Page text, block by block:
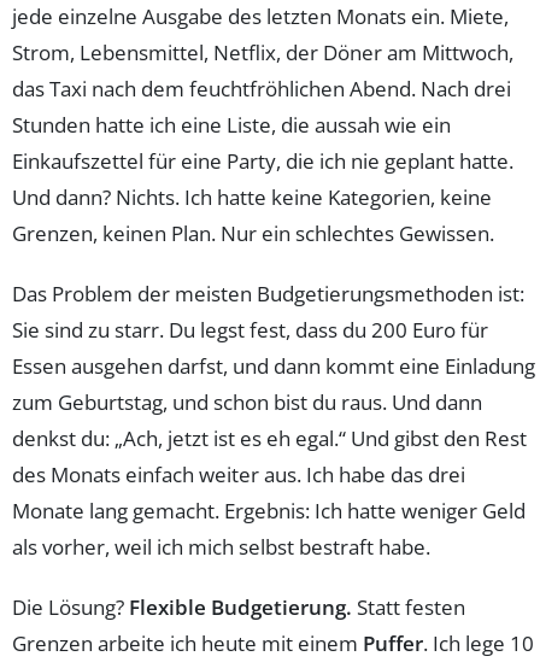
jede einzelne Ausgabe des letzten Monats ein. Miete,
Strom, Lebensmittel, Netflix, der Döner am Mittwoch,
das Taxi nach dem feuchtfröhlichen Abend. Nach drei
Stunden hatte ich eine Liste, die aussah wie ein
Einkaufszettel für eine Party, die ich nie geplant hatte.
Und dann? Nichts. Ich hatte keine Kategorien, keine
Grenzen, keinen Plan. Nur ein schlechtes Gewissen.
Das Problem der meisten Budgetierungsmethoden ist:
Sie sind zu starr. Du legst fest, dass du 200 Euro für
Essen ausgehen darfst, und dann kommt eine Einladung
zum Geburtstag, und schon bist du raus. Und dann
denkst du: „Ach, jetzt ist es eh egal.“ Und gibst den Rest
des Monats einfach weiter aus. Ich habe das drei
Monate lang gemacht. Ergebnis: Ich hatte weniger Geld
als vorher, weil ich mich selbst bestraft habe.
Die Lösung? Flexible Budgetierung. Statt festen
Grenzen arbeite ich heute mit einem Puffer. Ich lege 10